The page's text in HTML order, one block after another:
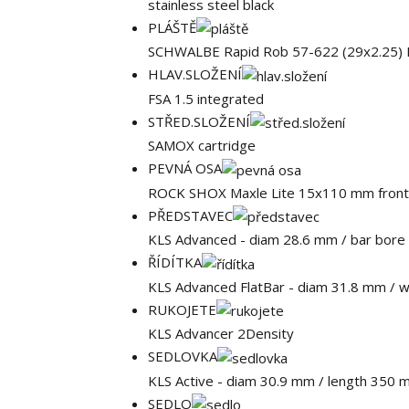
stainless steel black
PLÁŠTĚ
SCHWALBE Rapid Rob 57-622 (29x2.25)
HLAV.SLOŽENÍ
FSA 1.5 integrated
STŘED.SLOŽENÍ
SAMOX cartridge
PEVNÁ OSA
ROCK SHOX Maxle Lite 15x110 mm
PŘEDSTAVEC
KLS Advanced - diam 28.6 mm / bar
ŘÍDÍTKA
KLS Advanced FlatBar - diam 31.8 mm /
RUKOJETE
KLS Advancer 2Density
SEDLOVKA
KLS Active - diam 30.9 mm / length 350
SEDLO